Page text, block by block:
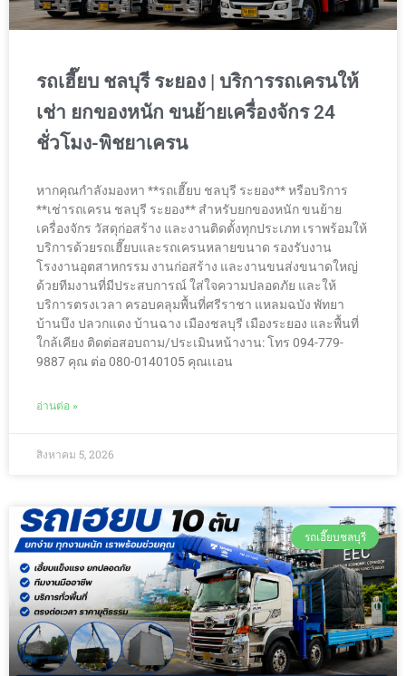
รถเฮี๊ยบ ชลบุรี ระยอง | บริการรถเครนให้
เช่า ยกของหนัก ขนย้ายเครื่องจักร 24
ชั่วโมง-พิชยาเครน
หากคุณกำลังมองหา **รถเฮี๊ยบ ชลบุรี ระยอง** หรือบริการ
**เช่ารถเครน ชลบุรี ระยอง** สำหรับยกของหนัก ขนย้าย
เครื่องจักร วัสดุก่อสร้าง และงานติดตั้งทุกประเภท เราพร้อมให้
บริการด้วยรถเฮี๊ยบและรถเครนหลายขนาด รองรับงาน
โรงงานอุตสาหกรรม งานก่อสร้าง และงานขนส่งขนาดใหญ่
ด้วยทีมงานที่มีประสบการณ์ ใส่ใจความปลอดภัย และให้
บริการตรงเวลา ครอบคลุมพื้นที่ศรีราชา แหลมฉบัง พัทยา
บ้านบึง ปลวกแดง บ้านฉาง เมืองชลบุรี เมืองระยอง และพื้นที่
ใกล้เคียง ติดต่อสอบถาม/ประเมินหน้างาน: โทร 094-779-
9887 คุณ ต่อ 080-0140105 คุณเเอน
อ่านต่อ »
สิงหาคม 5, 2026
รถเฮี๊ยบชลบุรี